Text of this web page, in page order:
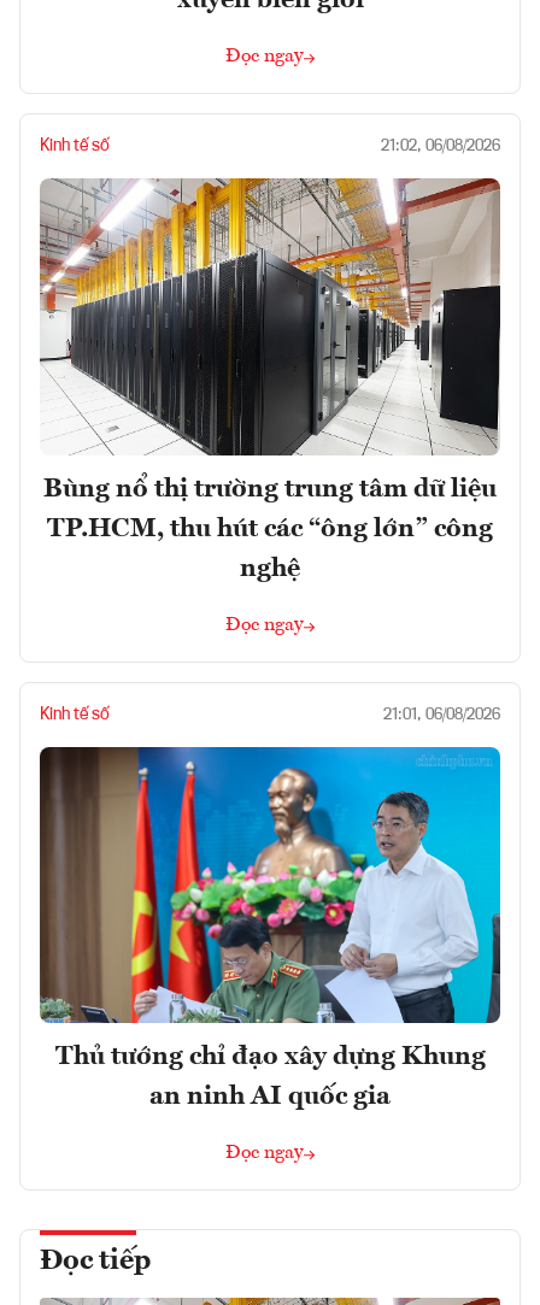
Đọc ngay
Kinh tế số 21:02, 06/08/2026
Bùng nổ thị trường trung tâm dữ liệu
TP.HCM, thu hút các “ông lớn” công
nghệ
Đọc ngay
Kinh tế số 21:01, 06/08/2026
Thủ tướng chỉ đạo xây dựng Khung
an ninh AI quốc gia
Đọc ngay
Đọc tiếp